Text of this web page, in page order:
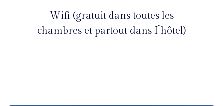
Wifi (gratuit dans toutes les
chambres et partout dans I`hôtel)